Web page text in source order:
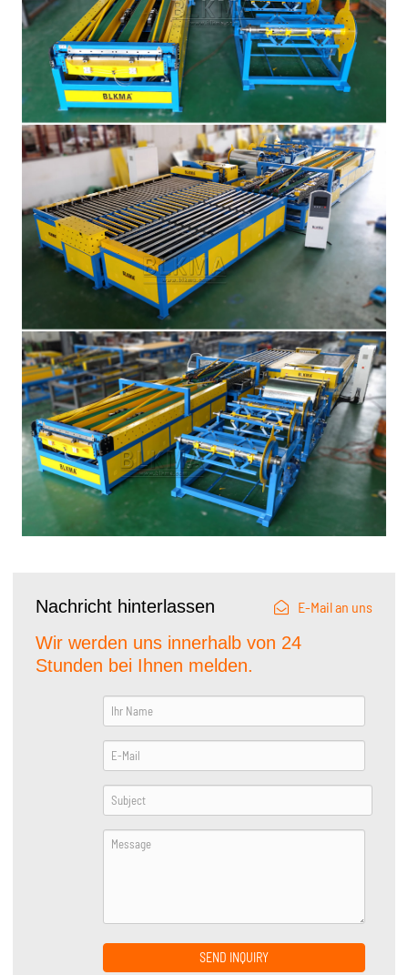
Nachricht hinterlassen E-Mail an uns
Wir werden uns innerhalb von 24
Stunden bei Ihnen melden.
SEND INQUIRY